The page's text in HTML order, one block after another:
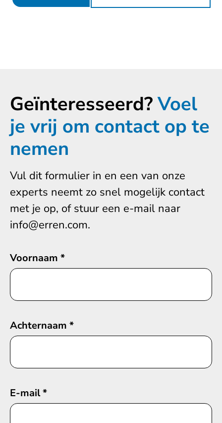
Geïnteresseerd?Voel
je vrij om contact op te
nemen
Vul dit formulier in en een van onze
experts neemt zo snel mogelijk contact
met je op, of stuur een e-mail naar
info@erren.com.
Voornaam *
Achternaam *
E-mail*